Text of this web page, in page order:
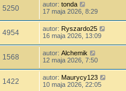
5250 autor: tonda
17 maja 2026, 8:29
4954 autor: Ryszardo25
16 maja 2026, 13:09
1568 autor: Alchemik
12 maja 2026, 7:50
1422 autor: Maurycy123
10 maja 2026, 22:05